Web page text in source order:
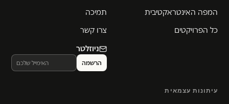
המפה האינטראקטיבית
כל הפרויקטים
תמיכה
צרו קשר
ניוזלטר
עיתונות עצמאית